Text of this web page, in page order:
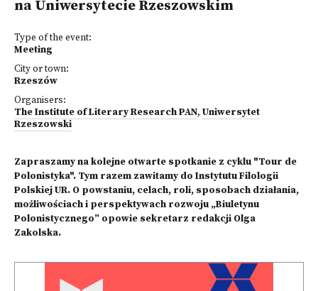
na Uniwersytecie Rzeszowskim
Type of the event:
Meeting
City or town:
Rzeszów
Organisers:
The Institute of Literary Research PAN, Uniwersytet
Rzeszowski
Zapraszamy na kolejne otwarte spotkanie z cyklu "Tour de
Polonistyka". Tym razem zawitamy do Instytutu Filologii
Polskiej UR. O powstaniu, celach, roli, sposobach działania,
możliwościach i perspektywach rozwoju „Biuletynu
Polonistycznego” opowie sekretarz redakcji Olga
Zakolska.